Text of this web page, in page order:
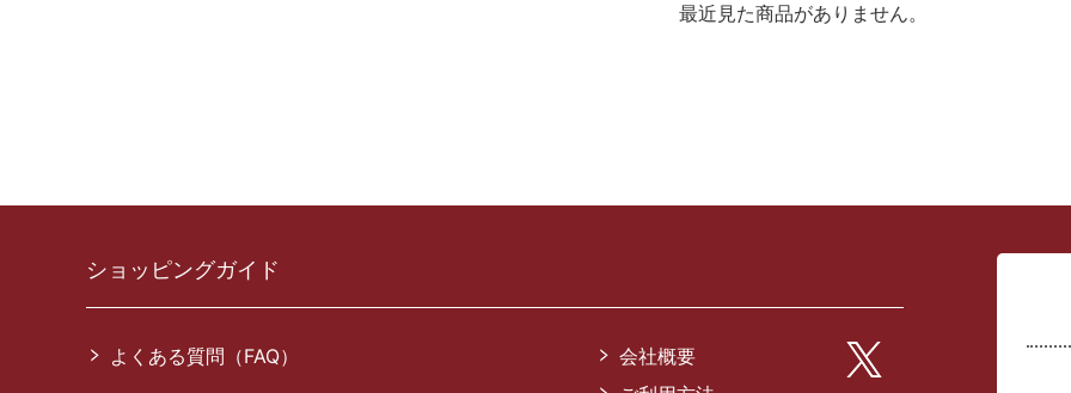
最近見た商品がありません。
ショッピングガイド
よくある質問（FAQ）
会社概要